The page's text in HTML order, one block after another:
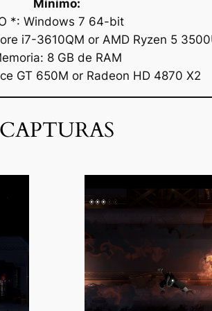
Mínimo:
*: Windows 7 64-bit
i7-3610QM or AMD Ryzen 5
8 GB de RAM
GT 650M or Radeon HD 4870 X2
CAPTURAS